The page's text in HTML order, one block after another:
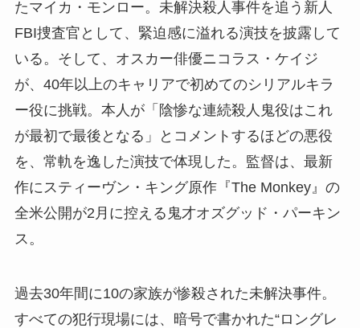
たマイカ・モンロー。未解決殺人事件を追う新人
FBI捜査官として、緊迫感に溢れる演技を披露して
いる。そして、オスカー俳優ニコラス・ケイジ
が、40年以上のキャリアで初めてのシリアルキラ
ー役に挑戦。本人が「陰惨な連続殺人鬼役はこれ
が最初で最後となる」とコメントするほどの悪役
を、常軌を逸した演技で体現した。監督は、最新
作にスティーヴン・キング原作『The Monkey』の
全米公開が2月に控える鬼才オズグッド・パーキン
ス。
過去30年間に10の家族が惨殺された未解決事件。
すべての犯行現場には、暗号で書かれた“ロングレ